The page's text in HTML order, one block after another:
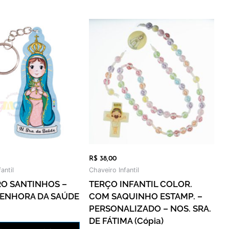
SANTINHOS –
DA SAÚDE
R$ 38,00
Chaveiro Infantil
TERÇO INFANTIL COLOR.
COM SAQUINHO ESTAMP. –
PERSONALIZADO – NOS. SRA.
DE FÁTIMA (cópia)